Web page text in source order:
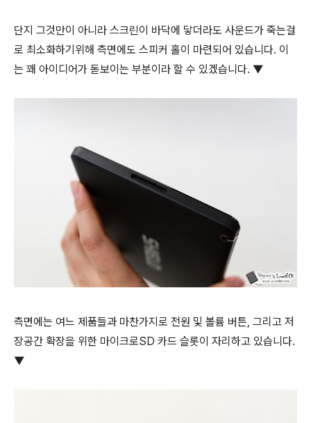
단지 그것만이 아니라 스크린이 바닥에 닿더라도 사운드가 죽는걸
로 최소화하기위해 측면에도 스피커 홀이 마련되어 있습니다. 이
는 꽤 아이디어가 돋보이는 부분이라 할 수 있겠습니다. ▼
측면에는 여느 제품들과 마찬가지로 전원 및 볼륨 버튼, 그리고 저
장공간 확장을 위한 마이크로SD 카드 슬롯이 자리하고 있습니다.
▼